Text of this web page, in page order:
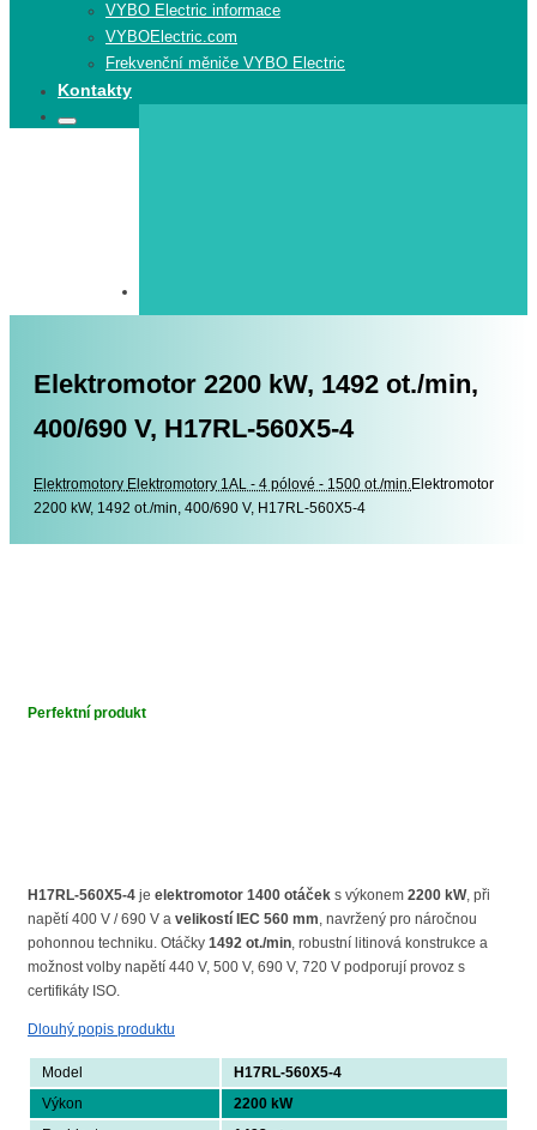
VYBO Electric informace
VYBOElectric.com
Frekvenční měniče VYBO Electric
Kontakty
Search
Search
Elektromotor 2200 kW, 1492 ot./min,
400/690 V, H17RL-560X5-4
Elektromotory Elektromotory
Elektromotory 1AL - 4 pólové - 1500 ot./min.Elektromotor
2200 kW, 1492 ot./min, 400/690 V, H17RL-560X5-4
Perfektní produkt
H17RL-560X5-4 je elektromotor 1400 otáček s výkonem 2200 kW, při
napětí 400 V / 690 V a velikostí IEC 560 mm, navržený pro náročnou
pohonnou techniku. Otáčky 1492 ot./min, robustní litinová konstrukce a
možnost volby napětí 440 V, 500 V, 690 V, 720 V podporují provoz s
certifikáty ISO.
Dlouhý popis produktu
Model
H17RL-560X5-4
Výkon
2200 kW